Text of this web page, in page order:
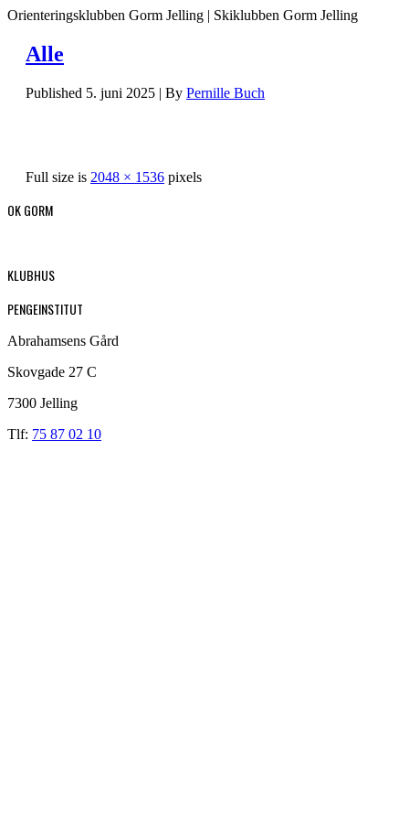
Orienteringsklubben Gorm Jelling | Skiklubben Gorm Jelling
Alle
Published 5. juni 2025 | By Pernille Buch
Full size is 2048 × 1536 pixels
OK GORM
KLUBHUS
PENGEINSTITUT
Abrahamsens Gård
Skovgade 27 C
7300 Jelling
Tlf: 75 87 02 10